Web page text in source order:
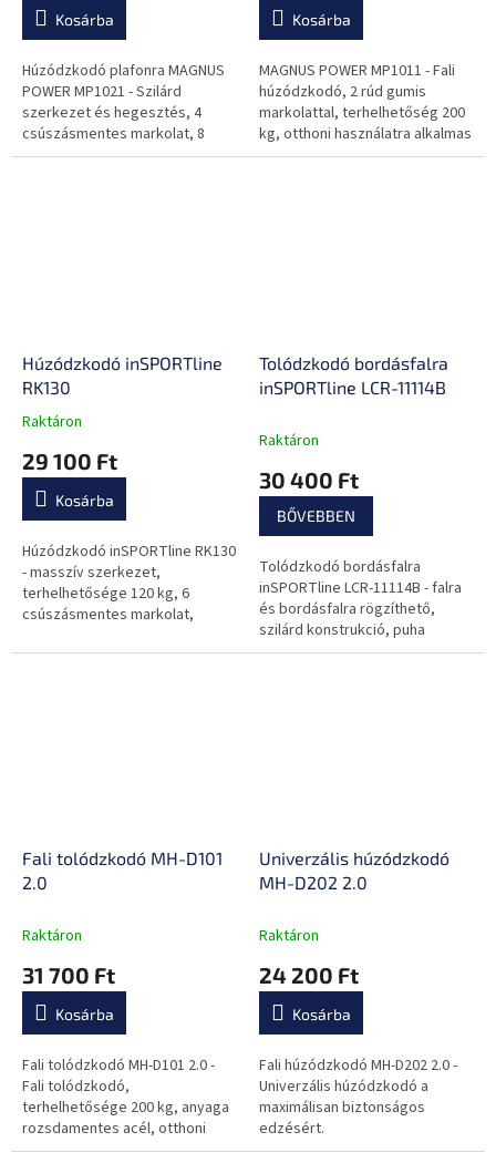
Kosárba
Húzódzkodó plafonra MAGNUS
POWER MP1021 - Szilárd
szerkezet és hegesztés, 4
csúszásmentes markolat, 8
csavarral esgyszerűen
Kosárba
MAGNUS POWER MP1011 - Fali
húzódzkodó, 2 rúd gumis
markolattal, terhelhetőség 200
kg, otthoni használatra alkalmas
Húzódzkodó inSPORTline
RK130
A
átlagos
értékelése
0,0
csillag.
Raktáron
29 100 Ft
Kosárba
Húzódzkodó inSPORTline RK130
- masszív szerkezet,
terhelhetősége 120 kg, 6
csúszásmentes markolat,
Tolódzkodó bordásfalra
inSPORTline LCR-11114B
Raktáron
30 400 Ft
BŐVEBBEN
Tolódzkodó bordásfalra
inSPORTline LCR-11114B - falra
és bordásfalra rögzíthető,
szilárd konstrukció, puha
párnázott kar-és háttámla,
Fali tolódzkodó MH-D101
2.0
Raktáron
31 700 Ft
Kosárba
Fali tolódzkodó MH-D101 2.0 -
Fali tolódzkodó,
terhelhetősége 200 kg, anyaga
rozsdamentes acél, otthoni
használatra ajánlott, a has, mell-
Univerzális húzódzkodó
MH-D202 2.0
Raktáron
24 200 Ft
Kosárba
Fali húzódzkodó MH-D202 2.0 -
Univerzális húzódzkodó a
maximálisan biztonságos
edzésért.